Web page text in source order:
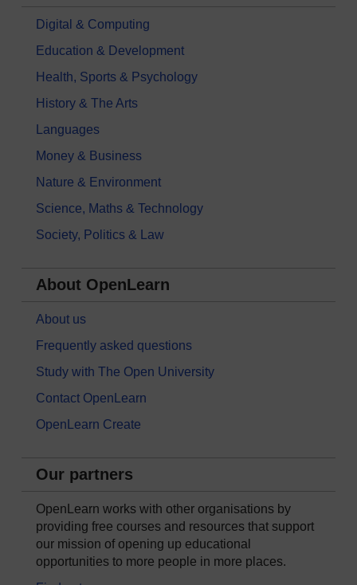
Digital & Computing
Education & Development
Health, Sports & Psychology
History & The Arts
Languages
Money & Business
Nature & Environment
Science, Maths & Technology
Society, Politics & Law
About OpenLearn
About us
Frequently asked questions
Study with The Open University
Contact OpenLearn
OpenLearn Create
Our partners
OpenLearn works with other organisations by
providing free courses and resources that support
our mission of opening up educational
opportunities to more people in more places.